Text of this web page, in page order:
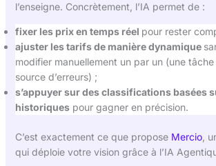
l’enseigne. Concrètement, l’IA permet de :
fixer les prix en temps réel pour rester
ajuster les tarifs de manière dynamique
modifier manuellement un par un (une
source d’erreurs) ;
s’appuyer sur des classifications basées
historiquespour gagner en précision.
C’est exactement ce que propose Mercio,
qui déploie votre vision grâce à l’IA